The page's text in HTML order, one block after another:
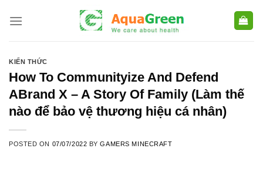
KIẾN THỨC
How To Communityize And Defend
ABrand X – A Story Of Family (Làm thế
nào để bảo vệ thương hiệu cá nhân)
POSTED ON 07/07/2022 BYGAMERS MINECRAFT